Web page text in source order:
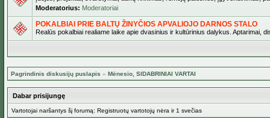
Moderatorius: Moderatoriai
POKALBIAI PRIE BALTŲ ŽINYČIOS APVALIOJO DARNOS STALO
Realūs pokalbiai realiame laike apie dvasinius ir kultūrinius dalykus. Aptarimai,
Pagrindinis diskusijų puslapis » Mėnesio, SIDABRINIAI VARTAI
Dabar prisijungę
Vartotojai naršantys šį forumą: Registruotų vartotojų nėra ir 1 svečias